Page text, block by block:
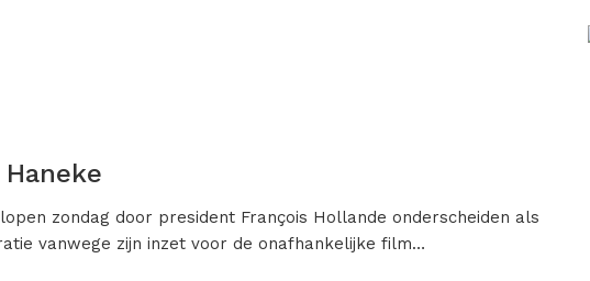
zondag door president François Hollande onderscheiden als
vanwege zijn inzet voor de onafhankelijke film…